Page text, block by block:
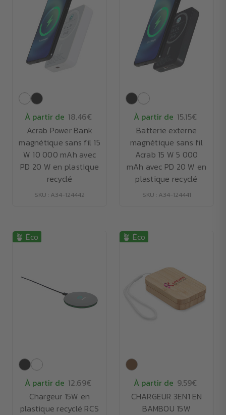
À partir de 18.46€
Acrab Power Bank
magnétique sans fil 15
W 10 000 mAh avec
PD 20 W en plastique
recyclé
SKU : A34-124442
À partir de 15.15€
Batterie externe
magnétique sans fil
Acrab 15 W 5 000
mAh avec PD 20 W en
plastique recyclé
SKU : A34-124441
🪴 Éco
À partir de 12.69€
Chargeur 15W en
plastique recyclé RCS
🪴 Éco
À partir de 9.59€
CHARGEUR 3EN1 EN
BAMBOU 15W